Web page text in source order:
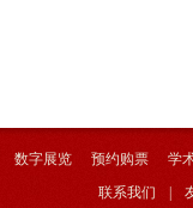
数字展览 预约购票
学
联系我们